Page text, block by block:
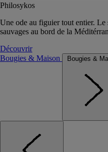
Philosykos
Une ode au figuier tout entier.
sauvages au bord de la
Découvrir
Bougies & Maison
Bougies &